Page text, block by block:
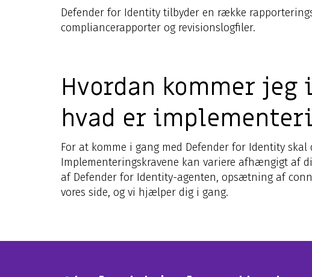
Defender for Identity tilbyder en række
compliancerapporter og revisionslogfiler.
Hvordan kommer
hvad er
For at komme i gang med Defender for Identity skal
Implementeringskravene kan variere afhængigt af
af Defender for Identity-agenten, opsætning af
vores side, og vi hjælper dig i gang.